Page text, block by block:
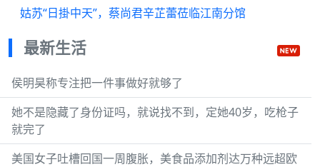
姑苏“日掛中天”，蔡尚君辛芷蕾莅临江南分馆
最新生活
侯明昊称专注把一件事做好就够了
她不是隐藏了身份证吗，就说找不到，定她40岁，吃枪子
就完了
美国女子吐槽回国一周腹胀，美食品添加剂达万种远超欧